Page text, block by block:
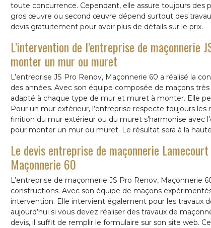
toute concurrence. Cependant, elle assure toujours des
gros œuvre ou second œuvre dépend surtout des
devis gratuitement pour avoir plus de détails sur le prix.
L’intervention de l’entreprise de maçonnerie
monter un mur ou muret
L’entreprise JS Pro Renov, Maçonnerie 60 a réalisé la
des années. Avec son équipe composée de maçons
adapté à chaque type de mur et muret à monter. Elle
Pour un mur extérieur, l’entreprise respecte toujours les
finition du mur extérieur ou du muret s’harmonise avec
pour monter un mur ou muret. Le résultat sera à la
Le devis entreprise de maçonnerie
Maçonnerie 60
L’entreprise de maçonnerie JS Pro Renov, Maçonnerie
constructions. Avec son équipe de maçons
intervention. Elle intervient également pour les travaux
aujourd’hui si vous devez réaliser des travaux de
devis, il suffit de remplir le formulaire sur son site web.